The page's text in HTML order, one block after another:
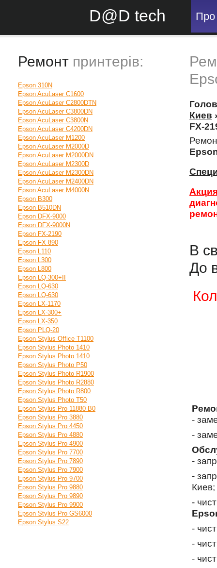
D@D tech Про
Ремонт принтерів:
Epson 310N
Epson AcuLaser C1600
Epson AcuLaser C2800DTN
Epson AcuLaser C3800DN
Epson AcuLaser C3800N
Epson AcuLaser C4200DN
Epson AcuLaser M1200
Epson AcuLaser M2000D
Epson AcuLaser M2000DN
Epson AcuLaser M2300D
Epson AcuLaser M2300DN
Epson AcuLaser M2400DN
Epson AcuLaser M4000N
Epson B300
Epson B510DN
Epson DFX-9000
Epson DFX-9000N
Epson FX-2190
Epson FX-890
Epson L110
Epson L300
Epson L800
Epson LQ-300+II
Epson LQ-630
Epson LQ-630
Epson LX-1170
Epson LX-300+
Epson LX-350
Epson PLQ-20
Epson Stylus Office T1100
Epson Stylus Photo 1410
Epson Stylus Photo 1410
Epson Stylus Photo P50
Epson Stylus Photo R1900
Epson Stylus Photo R2880
Epson Stylus Photo R800
Epson Stylus Photo T50
Epson Stylus Pro 11880 B0
Epson Stylus Pro 3880
Epson Stylus Pro 4450
Epson Stylus Pro 4880
Epson Stylus Pro 4900
Epson Stylus Pro 7700
Epson Stylus Pro 7890
Epson Stylus Pro 7900
Epson Stylus Pro 9700
Epson Stylus Pro 9880
Epson Stylus Pro 9890
Epson Stylus Pro 9900
Epson Stylus Pro GS6000
Epson Stylus S22
Киев
FX-
В
До
-
-
-
-
Киев;
-
-
-
-